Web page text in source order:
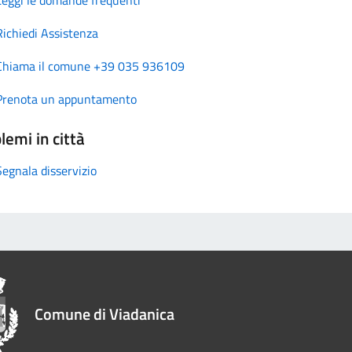
Assistenza
il comune +39 035 936109
un appuntamento
in città
disservizio
Comune di Viadanica